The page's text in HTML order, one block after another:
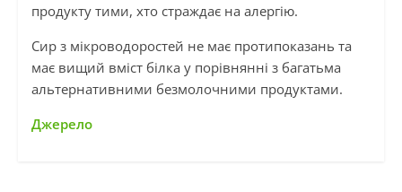
продукту тими, хто страждає на алергію.
Сир з мікроводоростей не має протипоказань та
має вищий вміст білка у порівнянні з багатьма
альтернативними безмолочними продуктами.
Джерело